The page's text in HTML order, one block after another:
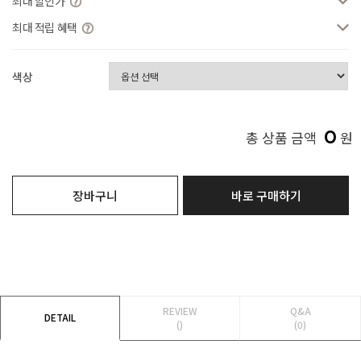
최대 적립 혜택
색상
총 상품 금액 0 원
장바구니 바로 구매하기
DETAIL
REVIEW
()
Q&A
(0)